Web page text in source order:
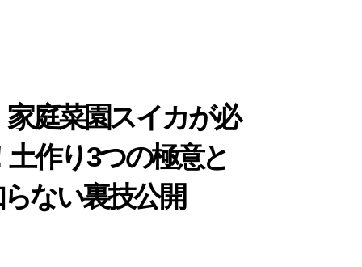
庭菜園スイカが必
作り3つの極意と
ない裏技公開